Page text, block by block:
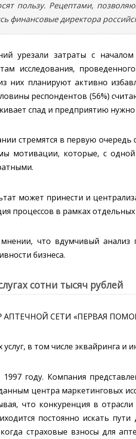
пользу. Рецептами,
финансовые директора
урезали затраты с
исследования,
них планируют активно
респондентов (56%)
спад и предприятию нужно
стремятся в первую
мотивации, которые, с
может принести и
процессов в рамках
что вдумчивый анализ
бизнеса.
сотни тысяч рублей
СЕТИ «ПЕРВАЯ
в том числе эквайринга и
году. Компания
центра маркетинговых
что конкуренция в
постоянно искать
страховые взносы для